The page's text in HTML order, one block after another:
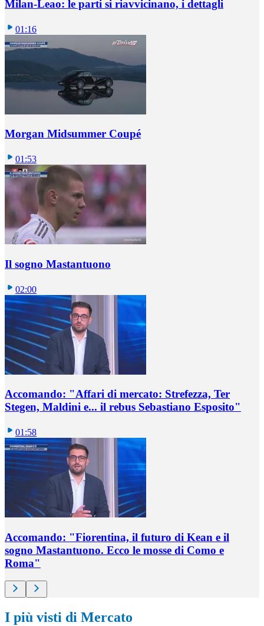
Milan-Leao: le parti si riavvicinano, i dettagli
01:16
Morgan Midsummer Coupé
01:53
Il sogno Mastantuono
02:00
Accomando: "Affari di mercato: Strefezza, Ter
Stegen, Maldini e... il rebus Sebastiano Esposito"
01:58
Accomando: "Fiorentina, il futuro di Kean e il
sogno Mastantuono. Ecco le mosse di Como e
Roma"
I più visti di Mercato